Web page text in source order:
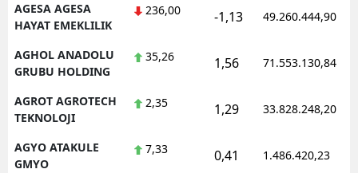
AGESA AGESA
HAYAT EMEKLILIK
236,00 -1,13 49.260.444,90
AGHOL ANADOLU
GRUBU HOLDING
35,26 1,56 71.553.130,84
AGROT AGROTECH
TEKNOLOJI
2,35 1,29 33.828.248,20
AGYO ATAKULE
GMYO
7,33 0,41 1.486.420,23